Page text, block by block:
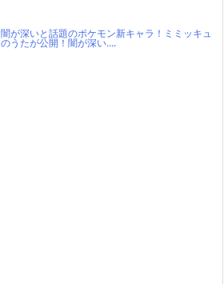
闇が深いと話題のポケモン新キャラ！ミミッキュ
のうたが公開！闇が深い….